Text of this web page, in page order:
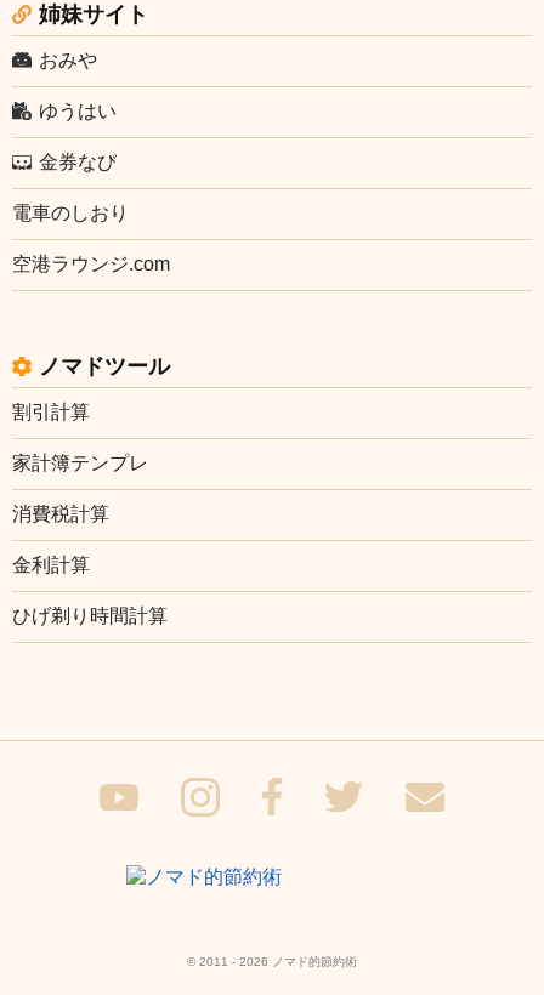
姉妹サイト
おみや
ゆうはい
金券なび
電車のしおり
空港ラウンジ.com
ノマドツール
割引計算
家計簿テンプレ
消費税計算
金利計算
ひげ剃り時間計算
© 2011 - 2026 ノマド的節約術